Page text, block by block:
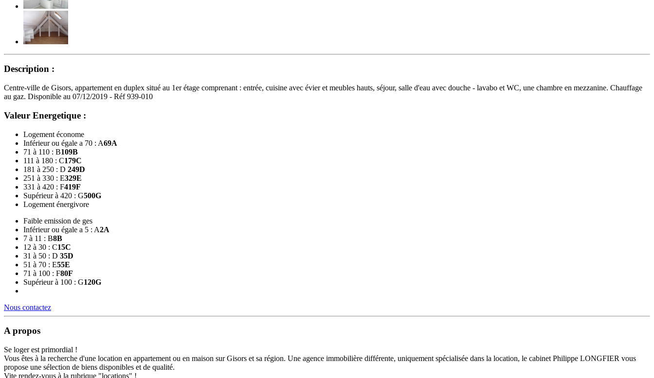
Description :
Centre-ville de Gisors, appartement en duplex situé au 1er étage comprenant : entrée, cuisine avec évier et meubles hauts, séjour, salle d'eau avec douche - lavabo et WC, une chambre en mezzanine. Chauffage
au gaz. Disponible au 07/12/2019 - Réf 939-010
Valeur Energetique :
Logement économe
Inférieur ou égale a 70 : A69A
71 à 110 : B109B
111 à 180 : C179C
181 à 250 : D 249D
251 à 330 : E329E
331 à 420 : F419F
Supérieur à 420 : G500G
Logement énergivore
Faible emission de ges
Inférieur ou égale a 5 : A2A
7 à 11 : B8B
12 à 30 : C15C
31 à 50 : D 35D
51 à 70 : E55E
71 à 100 : F80F
Supérieur à 100 : G120G
Nous contactez
A propos
Se loger est primordial !
Vous êtes à la recherche d'une location en appartement ou en maison sur Gisors et sa région. Une agence immobilière différente, uniquement spécialisée dans la location, le cabinet Philippe LONGFIER vous
propose une sélection de biens disponibles et de qualité.
Vite rendez-vous à la rubrique "locations" !